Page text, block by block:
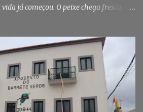
já começou. O peixe chega fresco, os
de cozer. Há 150 anos que esta
do Livramento, um espaço que
do que um mercado: é um dos maiores
Mercado celebrou 150 anos
considerado pela revista norte-
dos melhores mercados de peixe do